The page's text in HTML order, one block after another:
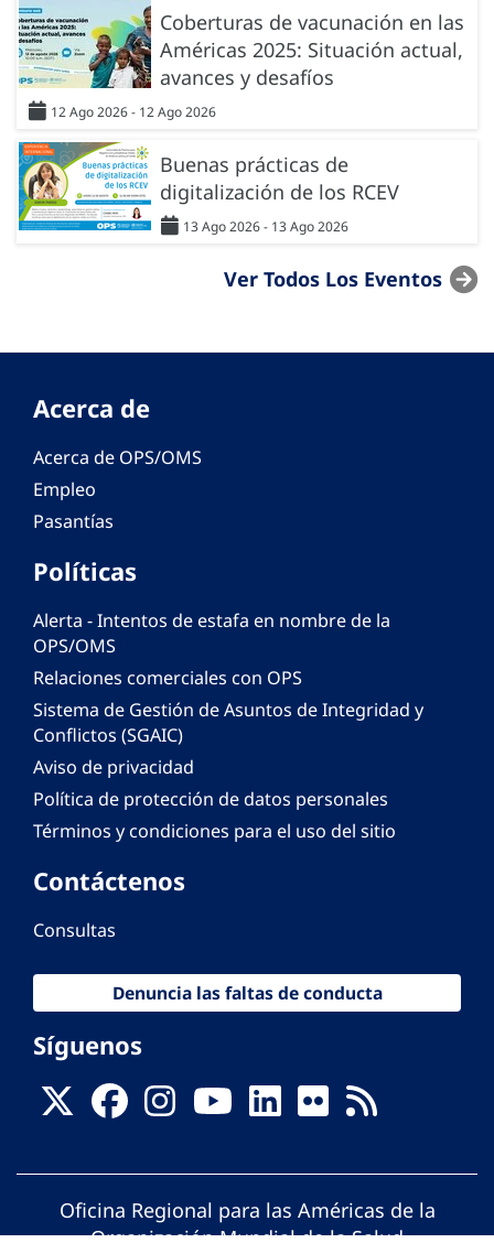
Coberturas de vacunación en las
Américas 2025: Situación actual,
avances y desafíos
12 Ago 2026 - 12 Ago 2026
Buenas prácticas de
digitalización de los RCEV
13 Ago 2026 - 13 Ago 2026
Ver Todos Los Eventos
Acerca de
Acerca de OPS/OMS
Empleo
Pasantías
Políticas
Alerta - Intentos de estafa en nombre de la
OPS/OMS
Relaciones comerciales con OPS
Sistema de Gestión de Asuntos de Integridad y
Conflictos (SGAIC)
Aviso de privacidad
Política de protección de datos personales
Términos y condiciones para el uso del sitio
Contáctenos
Consultas
Denuncia las faltas de conducta
Síguenos
Oficina Regional para las Américas de la